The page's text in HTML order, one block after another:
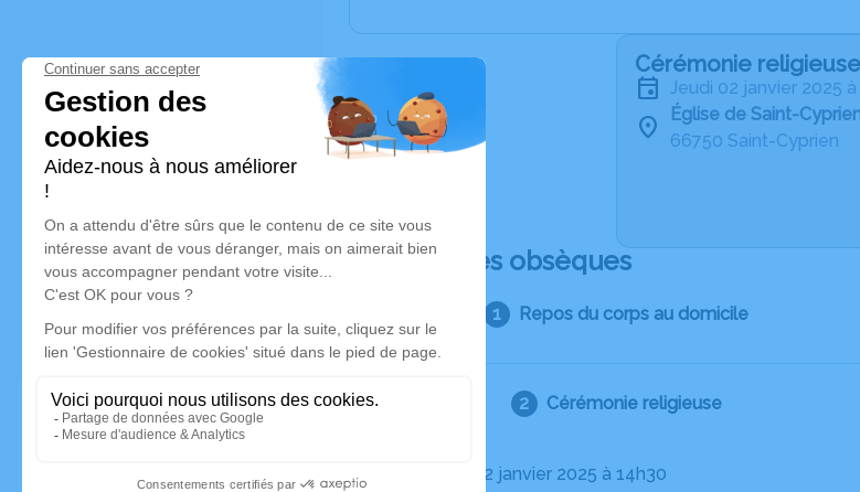
Cérémonie religieuse
jeudi 02 janvier 2025
Église de Saint-
66750 Saint-Cyprien
Déroulé des obsèques
Repos du corps au domicile
Cérémonie religieuse
Le jeudi 02 janvier 2025 à 14h30